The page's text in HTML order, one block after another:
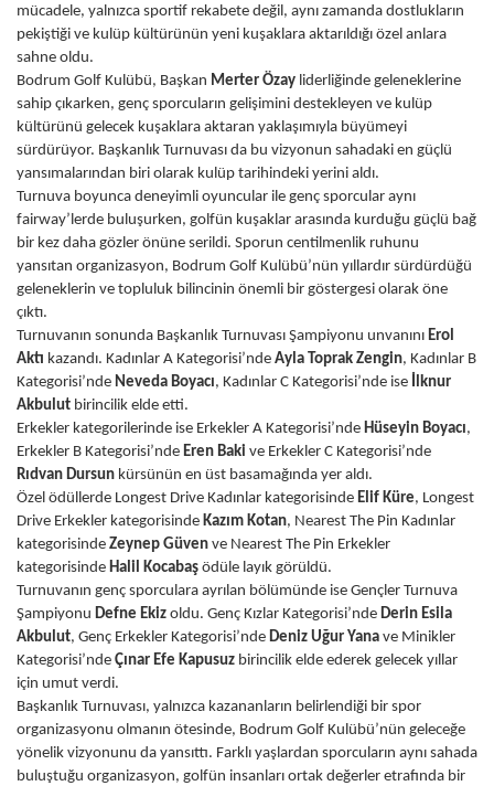
mücadele, yalnızca sportif rekabete değil, aynı zamanda dostlukların
pekiştiği ve kulüp kültürünün yeni kuşaklara aktarıldığı özel anlara
sahne oldu.
Bodrum Golf Kulübü, Başkan Merter Özay liderliğinde geleneklerine
sahip çıkarken, genç sporcuların gelişimini destekleyen ve kulüp
kültürünü gelecek kuşaklara aktaran yaklaşımıyla büyümeyi
sürdürüyor. Başkanlık Turnuvası da bu vizyonun sahadaki en güçlü
yansımalarından biri olarak kulüp tarihindeki yerini aldı.
Turnuva boyunca deneyimli oyuncular ile genç sporcular aynı
fairway’lerde buluşurken, golfün kuşaklar arasında kurduğu güçlü bağ
bir kez daha gözler önüne serildi. Sporun centilmenlik ruhunu
yansıtan organizasyon, Bodrum Golf Kulübü’nün yıllardır sürdürdüğü
geleneklerin ve topluluk bilincinin önemli bir göstergesi olarak öne
çıktı.
Turnuvanın sonunda Başkanlık Turnuvası Şampiyonu unvanını Erol
Aktı kazandı. Kadınlar A Kategorisi’nde Ayla Toprak Zengin, Kadınlar B
Kategorisi’nde Neveda Boyacı, Kadınlar C Kategorisi’nde ise
İlknur
Akbulut birincilik elde etti.
Erkekler kategorilerinde ise Erkekler A Kategorisi’nde Hüseyin Boyacı,
Erkekler B Kategorisi’nde Eren Baki ve Erkekler C Kategorisi’nde
Rıdvan Dursun kürsünün en üst basamağında yer aldı.
Özel ödüllerde Longest Drive Kadınlar kategorisinde Elif Küre, Longest
Drive Erkekler kategorisinde Kazım Kotan, Nearest The Pin Kadınlar
kategorisinde Zeynep Güven ve Nearest The Pin Erkekler
kategorisinde Halil Kocabaş ödüle layık görüldü.
Turnuvanın genç sporculara ayrılan bölümünde ise Gençler Turnuva
Şampiyonu Defne Ekiz oldu. Genç Kızlar Kategorisi’nde Derin Esila
Akbulut, Genç Erkekler Kategorisi’nde Deniz Uğur Yana ve Minikler
Kategorisi’nde Çınar Efe Kapusuz birincilik elde ederek gelecek yıllar
için umut verdi.
Başkanlık Turnuvası, yalnızca kazananların belirlendiği bir spor
organizasyonu olmanın ötesinde, Bodrum Golf Kulübü’nün geleceğe
yönelik vizyonunu da yansıttı. Farklı yaşlardan sporcuların aynı sahada
buluştuğu organizasyon, golfün insanları ortak değerler etrafında bir